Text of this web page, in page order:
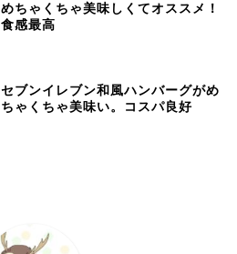
めちゃくちゃ美味しくてオススメ！
食感最高
セブンイレブン和風ハンバーグがめ
ちゃくちゃ美味い。コスパ良好